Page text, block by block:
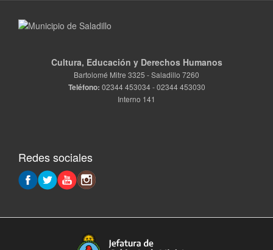
Cultura, Educación y Derechos Humanos
Bartolomé Mitre 3325 - Saladillo 7260
Teléfono: 02344 453034 - 02344 453030
Interno 141
Redes sociales